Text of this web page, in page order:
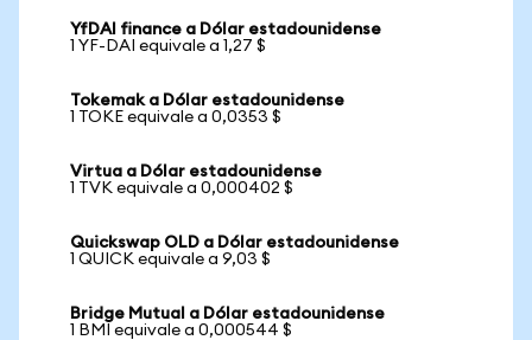
YfDAI finance a Dólar estadounidense
1 YF-DAI equivale a 1,27 $
Tokemak a Dólar estadounidense
1 TOKE equivale a 0,0353 $
Virtua a Dólar estadounidense
1 TVK equivale a 0,000402 $
Quickswap OLD a Dólar estadounidense
1 QUICK equivale a 9,03 $
Bridge Mutual a Dólar estadounidense
1 BMI equivale a 0,000544 $